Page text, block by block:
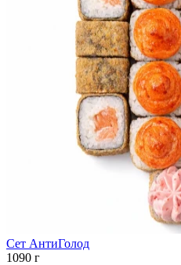
Сет АнтиГолод
1090 г